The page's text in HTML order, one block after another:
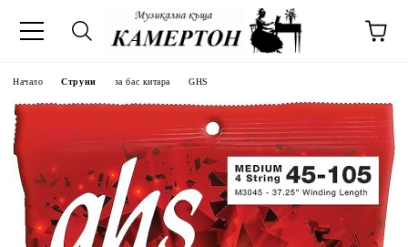
Начало Струни за бас китара GHS